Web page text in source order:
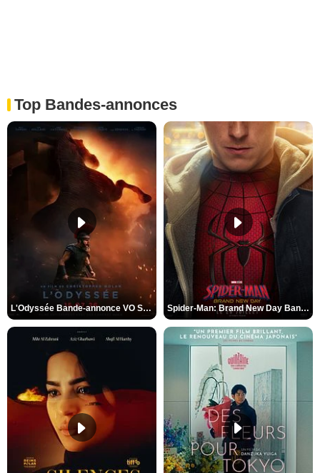
Top Bandes-annonces
L'Odyssée Bande-annonce VO STFR Spider-Man: Brand New Day Bande-annonce VO STFR